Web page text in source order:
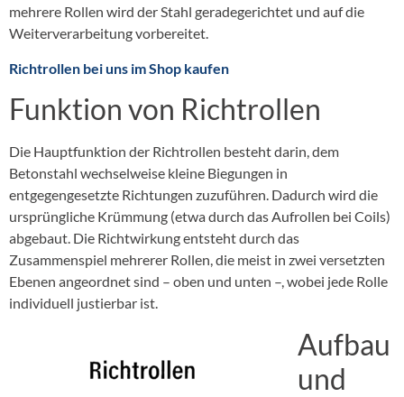
mehrere Rollen wird der Stahl geradegerichtet und auf die
Weiterverarbeitung vorbereitet.
Richtrollen bei uns im Shop kaufen
Funktion von Richtrollen
Die Hauptfunktion der Richtrollen besteht darin, dem
Betonstahl wechselweise kleine Biegungen in
entgegengesetzte Richtungen zuzuführen. Dadurch wird die
ursprüngliche Krümmung (etwa durch das Aufrollen bei Coils)
abgebaut. Die Richtwirkung entsteht durch das
Zusammenspiel mehrerer Rollen, die meist in zwei versetzten
Ebenen angeordnet sind – oben und unten –, wobei jede Rolle
individuell justierbar ist.
Aufbau
und